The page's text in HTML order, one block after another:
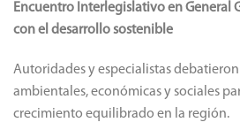
Encuentro Interlegislativo en General
con el desarrollo sostenible
Autoridades y especialistas
ambientales, económicas y sociales
crecimiento equilibrado en la región.